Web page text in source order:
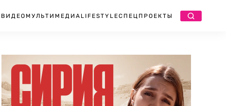
ВИДЕО МУЛЬТИМЕДИА LIFESTYLEСПЕЦПРОЕКТЫ